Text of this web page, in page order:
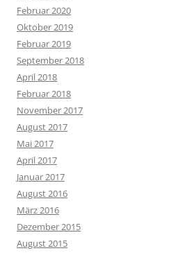
Februar 2020
Oktober 2019
Februar 2019
September 2018
April 2018
Februar 2018
November 2017
August 2017
Mai 2017
April 2017
Januar 2017
August 2016
März 2016
Dezember 2015
August 2015